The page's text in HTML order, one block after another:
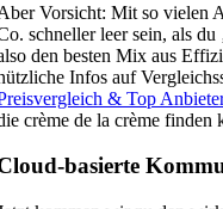
Vorsicht: Mit so vielen
schneller leer sein, als
den besten Mix aus
Infos auf
& Top
crème de la crème finden
basierte